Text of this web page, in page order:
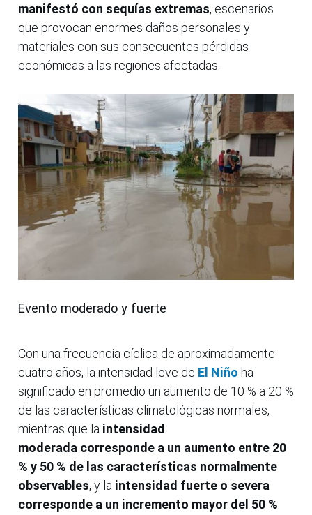
manifestó con sequías extremas, escenarios
que provocan enormes daños personales y
materiales con sus consecuentes pérdidas
económicas a las regiones afectadas.
Evento moderado y fuerte
Con una frecuencia cíclica de aproximadamente
cuatro años, la intensidad leve de El Niño ha
significado en promedio un aumento de 10 % a 20 %
de las características climatológicas normales,
mientras que la intensidad
moderada corresponde a un aumento entre 20
% y 50 % de las características normalmente
observables, y la intensidad fuerte o severa
corresponde a un incremento mayor del 50 %